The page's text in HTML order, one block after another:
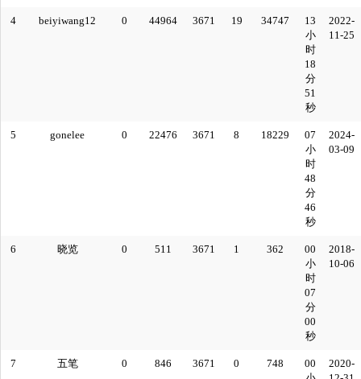
4 beiyiwang12 0 44964 3671 19 34747
13
小
时
18
分
51
秒
2022-
11-25
5 gonelee 0 22476 3671 8 18229
07
小
时
48
分
46
秒
2024-
03-09
6 晓览 0 511 3671 1 362
00
小
时
07
分
00
秒
2018-
10-06
7 五笔 0 846 3671 0 748
00
2020-